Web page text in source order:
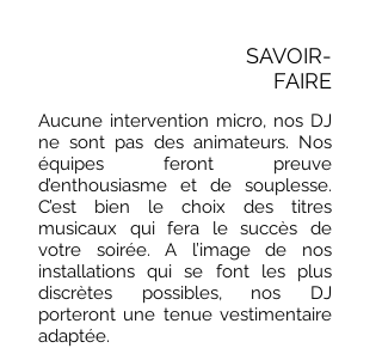
SAVOIR-
FAIRE
Aucune intervention micro, nos DJ
ne sont pas des animateurs. Nos
équipes feront preuve
d’enthousiasme et de souplesse.
C’est bien le choix des titres
musicaux qui fera le succès de
votre soirée. A l’image de nos
installations qui se font les plus
discrètes possibles, nos DJ
porteront une tenue vestimentaire
adaptée.